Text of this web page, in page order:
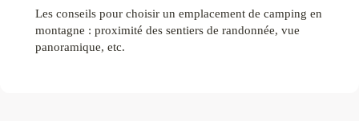
Les conseils pour choisir un emplacement de camping en
montagne : proximité des sentiers de randonnée, vue
panoramique, etc.